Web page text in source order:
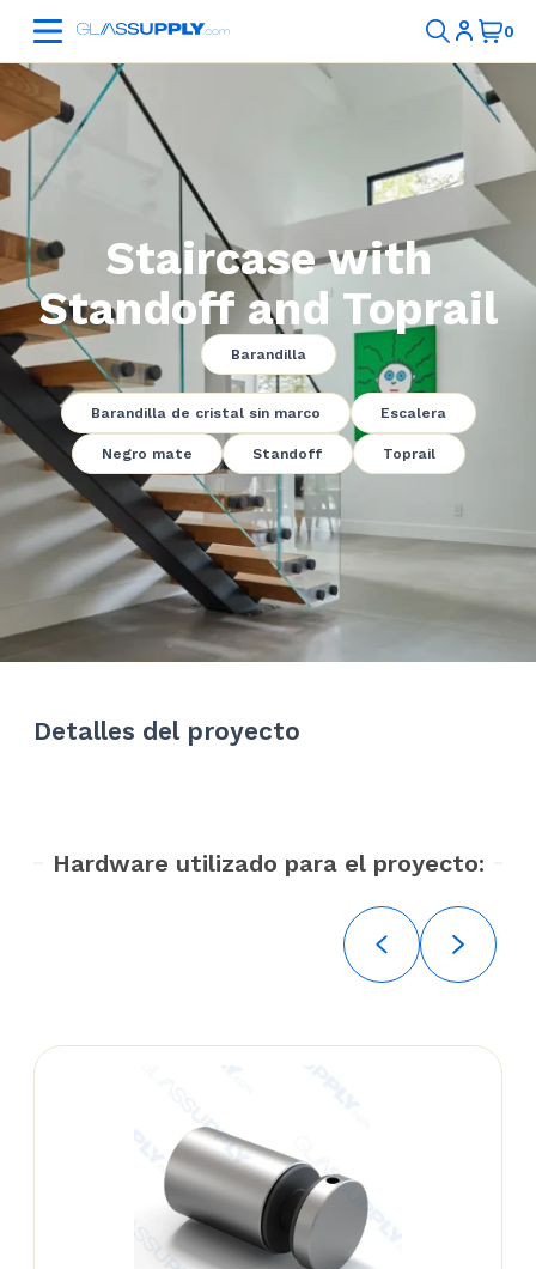
Staircase with
Standoff and Toprail
Barandilla
Barandilla de cristal sin marco Escalera
Negro mate Standoff Toprail
Detalles del proyecto
Hardware utilizado para el proyecto: